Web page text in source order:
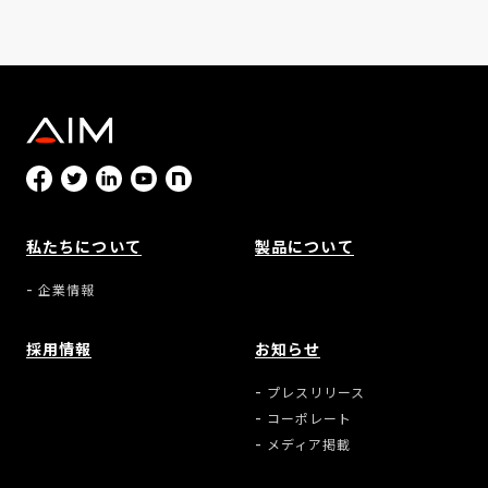
私たちについて
企業情報
製品について
採用情報 お知らせ
プレスリリース
コーポレート
メディア掲載